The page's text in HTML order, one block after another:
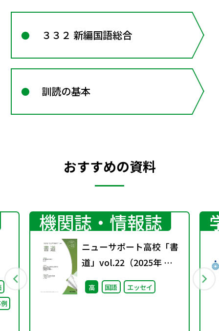
３３２ 新編国語総合
訓読の基本
おすすめの資料
機関誌・情報誌
ニューサポート高校「書
道」vol.22（2025年 春
号）
高 国語 エッセイ